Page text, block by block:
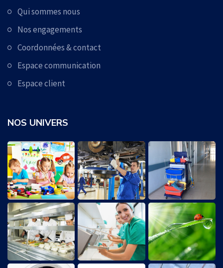
Qui sommes nous
Nos engagements
Coordonnées & contact
Espace communication
Espace client
NOS UNIVERS